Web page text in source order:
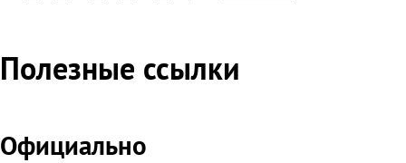
Полезные ссылки
Официально